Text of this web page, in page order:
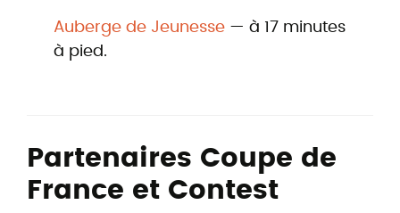
Auberge de Jeunesse — à 17 minutes
à pied.
Partenaires Coupe de
France et Contest